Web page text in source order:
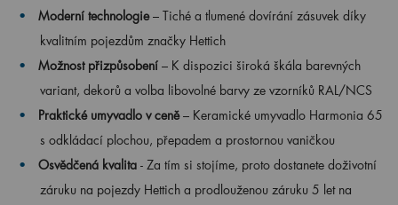
Moderní technologie– Tiché a tlumené dovírání zásuvek díky
kvalitním pojezdům značky Hettich
Možnost přizpůsobení – K dispozici široká škála barevných
variant, dekorů a volba libovolné barvy ze vzorníků RAL/NCS
Praktické umyvadlo v ceně– Keramické umyvadlo Harmonia 65
s odkládací plochou, přepadem a prostornou vaničkou
Osvědčená kvalita - Za tím si stojíme, proto dostanete doživotní
záruku na pojezdy Hettich a prodlouženou záruku 5 let na